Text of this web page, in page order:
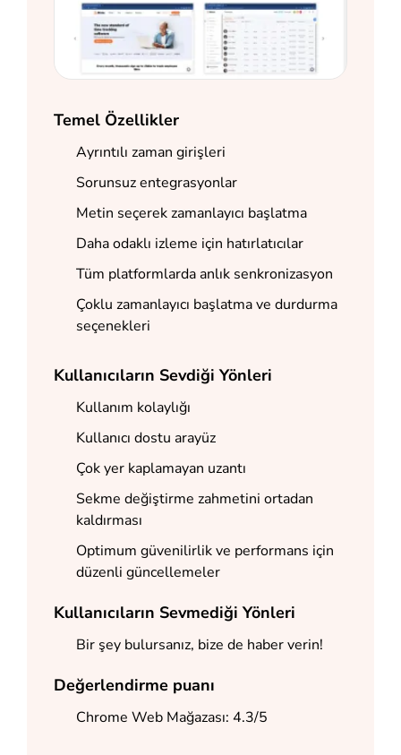
Temel Özellikler
Ayrıntılı zaman girişleri
Sorunsuz entegrasyonlar
Metin seçerek zamanlayıcı başlatma
Daha odaklı izleme için hatırlatıcılar
Tüm platformlarda anlık senkronizasyon
Çoklu zamanlayıcı başlatma ve durdurma
seçenekleri
Kullanıcıların Sevdiği Yönleri
Kullanım kolaylığı
Kullanıcı dostu arayüz
Çok yer kaplamayan uzantı
Sekme değiştirme zahmetini ortadan
kaldırması
Optimum güvenilirlik ve performans için
düzenli güncellemeler
Kullanıcıların Sevmediği Yönleri
Bir şey bulursanız, bize de haber verin!
Değerlendirme puanı
Chrome Web Mağazası: 4.3/5